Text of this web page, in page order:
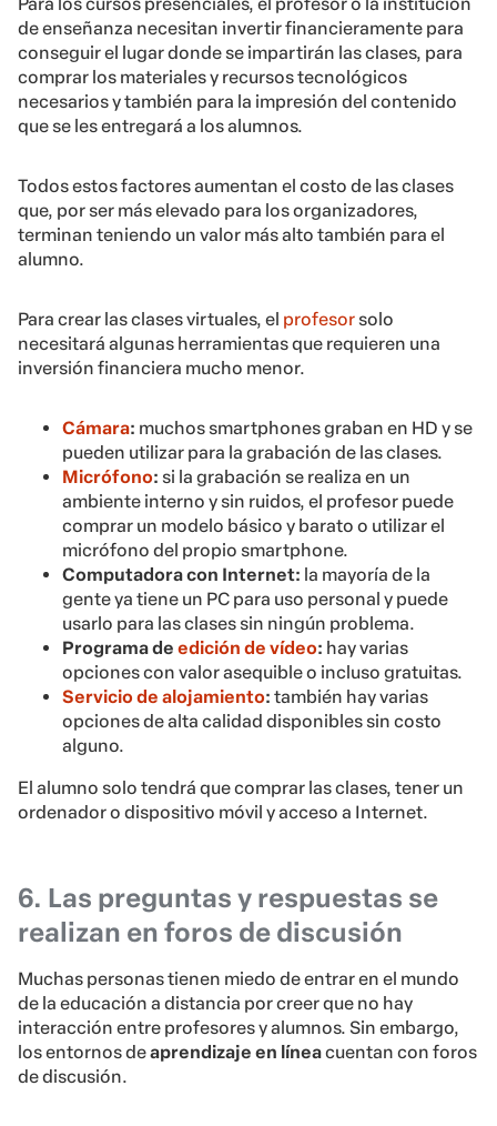
Para los cursos presenciales, el profesor o la institución
de enseñanza necesitan invertir financieramente para
conseguir el lugar donde se impartirán las clases, para
comprar los materiales y recursos tecnológicos
necesarios y también para la impresión del contenido
que se les entregará a los alumnos.
Todos estos factores aumentan el costo de las clases
que, por ser más elevado para los organizadores,
terminan teniendo un valor más alto también para el
alumno.
Para crear las clases virtuales, el profesorsolo
necesitará algunas herramientas que requieren una
inversión financiera mucho menor.
Cámara: muchos smartphones graban en HD y se
pueden utilizar para la grabación de las clases.
Micrófono: si la grabación se realiza en un
ambiente interno y sin ruidos, el profesor puede
comprar un modelo básico y barato o utilizar el
micrófono del propio smartphone.
Computadora con Internet: la mayoría de la
gente ya tiene un PC para uso personal y puede
usarlo para las clases sin ningún problema.
Programa de edición de vídeo: hay varias
opciones con valor asequible o incluso gratuitas.
Servicio de alojamiento: también hay varias
opciones de alta calidad disponibles sin costo
alguno.
El alumno solo tendrá que comprar las clases, tener un
ordenador o dispositivo móvil y acceso a Internet.
6. Las preguntas y respuestas se
realizan en foros de discusión
Muchas personas tienen miedo de entrar en el mundo
de la educación a distancia por creer que no hay
interacción entre profesores y alumnos. Sin embargo,
los entornos deaprendizaje en líneacuentan con foros
de discusión.